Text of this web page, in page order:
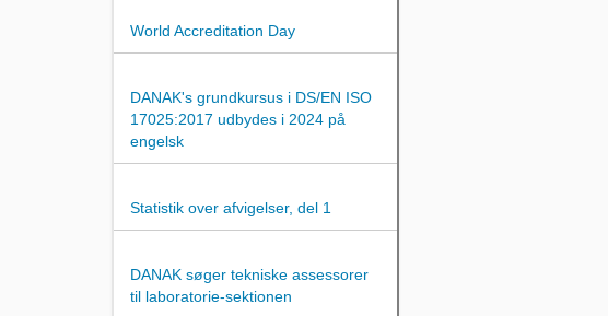
World Accreditation Day
DANAK's grundkursus i DS/EN ISO
17025:2017 udbydes i 2024 på
engelsk
Statistik over afvigelser, del 1
DANAK søger tekniske assessorer
til laboratorie-sektionen